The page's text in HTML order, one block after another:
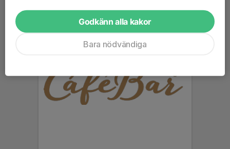
Godkänn alla kakor
Bara nödvändiga